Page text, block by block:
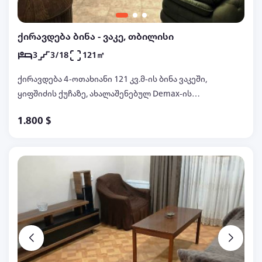
ქირავდება ბინა - ვაკე, თბილისი
3 3/18 121㎡
ქირავდება 4-ოთახიანი 121 კვ.მ-ის ბინა ვაკეში,
ყიფშიძის ქუჩაზე, ახალაშენებულ Demax-ის
ცენტრალური გათბობით, კონდიციონერებით,
1.800 $